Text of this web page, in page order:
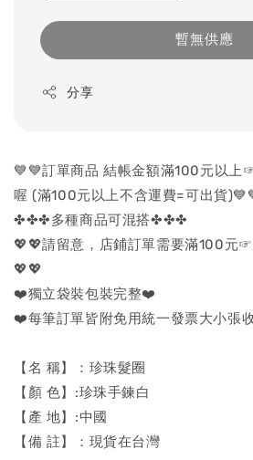
暫無供應
分享
💙💙訂單商品 結帳金額滿100元以
喔 (滿100元以上不含運費=可出貨
✤✤✤多種商品可混搭✤✤✤
💖💖請留意，店鋪訂單需要滿100元
💖💖
❤️獨立袋裝包裝完整❤️
❤️每筆訂單皆附免用統一發票大小張
【名 稱】：珍珠髮圈
【顏 色】:珍珠手鍊白
【產 地】:中國
【備 註】：現貨在台灣